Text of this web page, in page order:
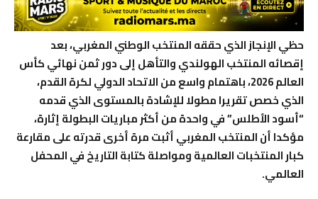
حظي الإنجاز الذي حققه المنتخب الوطني المغربي، بعد
إقصائه المنتخب الهولندي والتأهل إلى دور ثمن نهائي كأس
العالم 2026، باهتمام واسع من الاتحاد الدولي لكرة القدم،
الذي خصص تقريرا مطولا للإشادة بالمستوى الذي قدمه
“أسود الأطلس” في واحدة من أكثر مباريات البطولة إثارة،
مؤكدا أن المنتخب المغربي أثبت مرة أخرى قدرته على مقارعة
كبار المنتخبات العالمية ومواصلة كتابة التاريخ في المحفل
العالمي.